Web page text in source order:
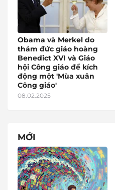
Obama và Merkel do
thám đức giáo hoàng
Benedict XVI và Giáo
hội Công giáo để kích
động một 'Mùa xuân
Công giáo'
08.02.2025
MỚI